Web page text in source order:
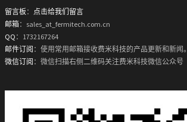
留言板 ： 点击给我们留言
邮箱：sales_at_fermitech.com.cn
QQ ：1732167264
邮件订阅 ：使用常用邮箱接收费米科技的产品更新和新闻。
微信订阅 ：微信扫描右侧二维码关注费米科技微信公众号